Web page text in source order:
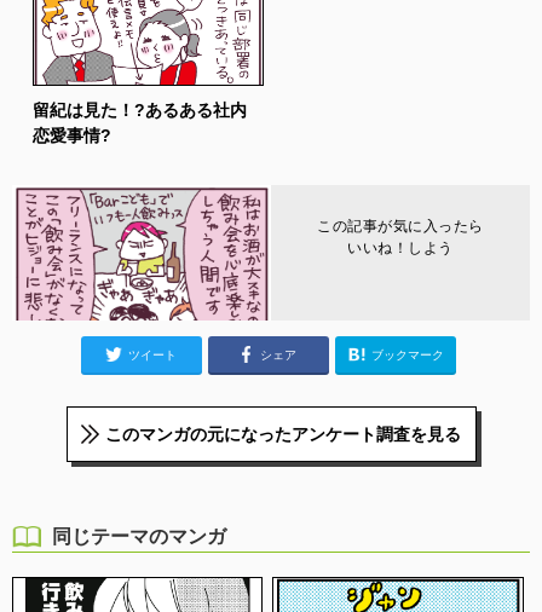
留紀は見た！?あるある社内
恋愛事情?
この記事が気に入ったら
いいね！しよう
ツイート シェア ブックマーク
このマンガの元になったアンケート調査を見る
同じテーマのマンガ